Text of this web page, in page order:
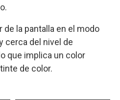
de la pantalla en el modo
cerca del nivel de
que implica un color
de color.